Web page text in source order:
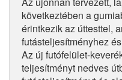
következtében a
érintkezik az úttesttel,
futásteljesítményhez
Az új futófelület-
teljesítményt nedves